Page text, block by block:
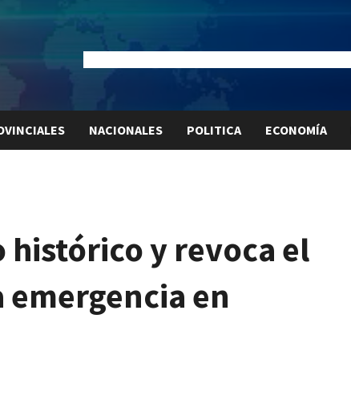
NACIONALES POLITICA ECONOMÍA
histórico y revoca el
en